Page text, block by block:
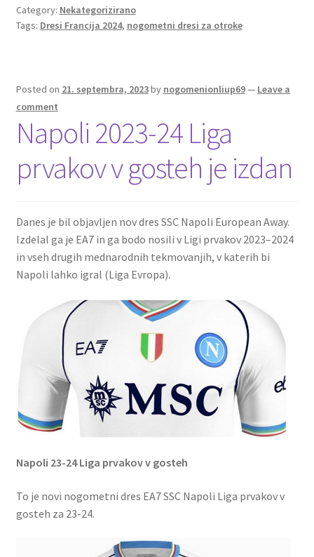
o
o
er l
es
t
di
t
e
Category: Nekategorizirano
Tags: Dresi Francija 2024, nogometni dresi za otroke
Posted on 21. septembra, 2023by nogomenionliup69— Leave a
comment
Napoli 2023-24 Liga
prvakov v gosteh je izdan
Danes je bil objavljen nov dres SSC Napoli European Away.
Izdelal ga je EA7 in ga bodo nosili v Ligi prvakov 2023–2024
in vseh drugih mednarodnih tekmovanjih, v katerih bi
Napoli lahko igral (Liga Evropa).
Napoli 23-24 Liga prvakov v gosteh
To je novi nogometni dres EA7 SSC Napoli Liga prvakov v
gosteh za 23-24.